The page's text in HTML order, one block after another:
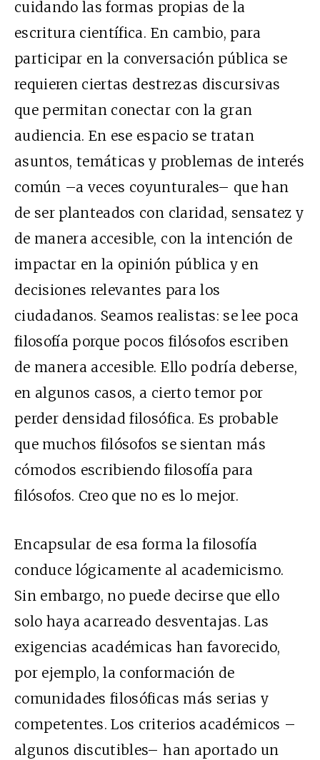
cuidando las formas propias de la
escritura científica. En cambio, para
participar en la conversación pública se
requieren ciertas destrezas discursivas
que permitan conectar con la gran
audiencia. En ese espacio se tratan
asuntos, temáticas y problemas de interés
común –a veces coyunturales– que han
de ser planteados con claridad, sensatez y
de manera accesible, con la intención de
impactar en la opinión pública y en
decisiones relevantes para los
ciudadanos. Seamos realistas: se lee poca
filosofía porque pocos filósofos escriben
de manera accesible. Ello podría deberse,
en algunos casos, a cierto temor por
perder densidad filosófica. Es probable
que muchos filósofos se sientan más
cómodos escribiendo filosofía para
filósofos. Creo que no es lo mejor.
Encapsular de esa forma la filosofía
conduce lógicamente al academicismo.
Sin embargo, no puede decirse que ello
solo haya acarreado desventajas. Las
exigencias académicas han favorecido,
por ejemplo, la conformación de
comunidades filosóficas más serias y
competentes. Los criterios académicos –
algunos discutibles– han aportado un